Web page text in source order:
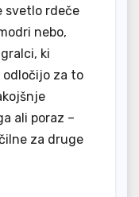
svetlo rdeče
nebo,
ki
odločijo za to
ali poraz –
za druge